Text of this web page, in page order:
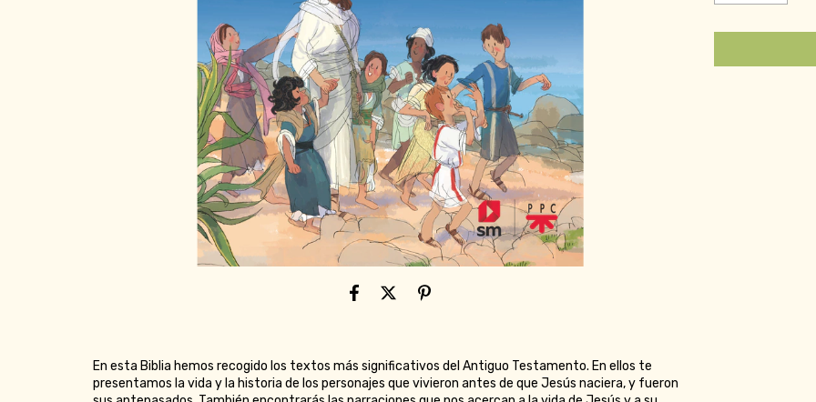
En esta Biblia hemos recogido los textos más significativos del Antiguo Testamento. En ellos te
presentamos la vida y la historia de los personajes que vivieron antes de que Jesús naciera, y fueron